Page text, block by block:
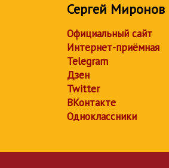
Сергей Миронов
Официальный сайт
Интернет-приёмная
Telegram
Дзен
Twitter
ВКонтакте
Одноклассники